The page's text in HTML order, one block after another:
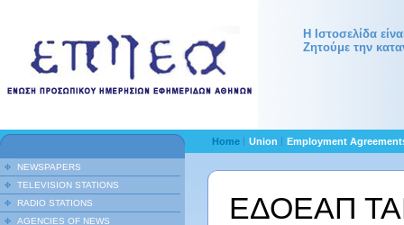
Η Ιστοσελίδα
Ζητούμε την
NEWSPAPERS
TELEVISION STATIONS
RADIO STATIONS
AGENCIES OF NEWS
Home Union Employment
ΕΔΟΕΑΠ